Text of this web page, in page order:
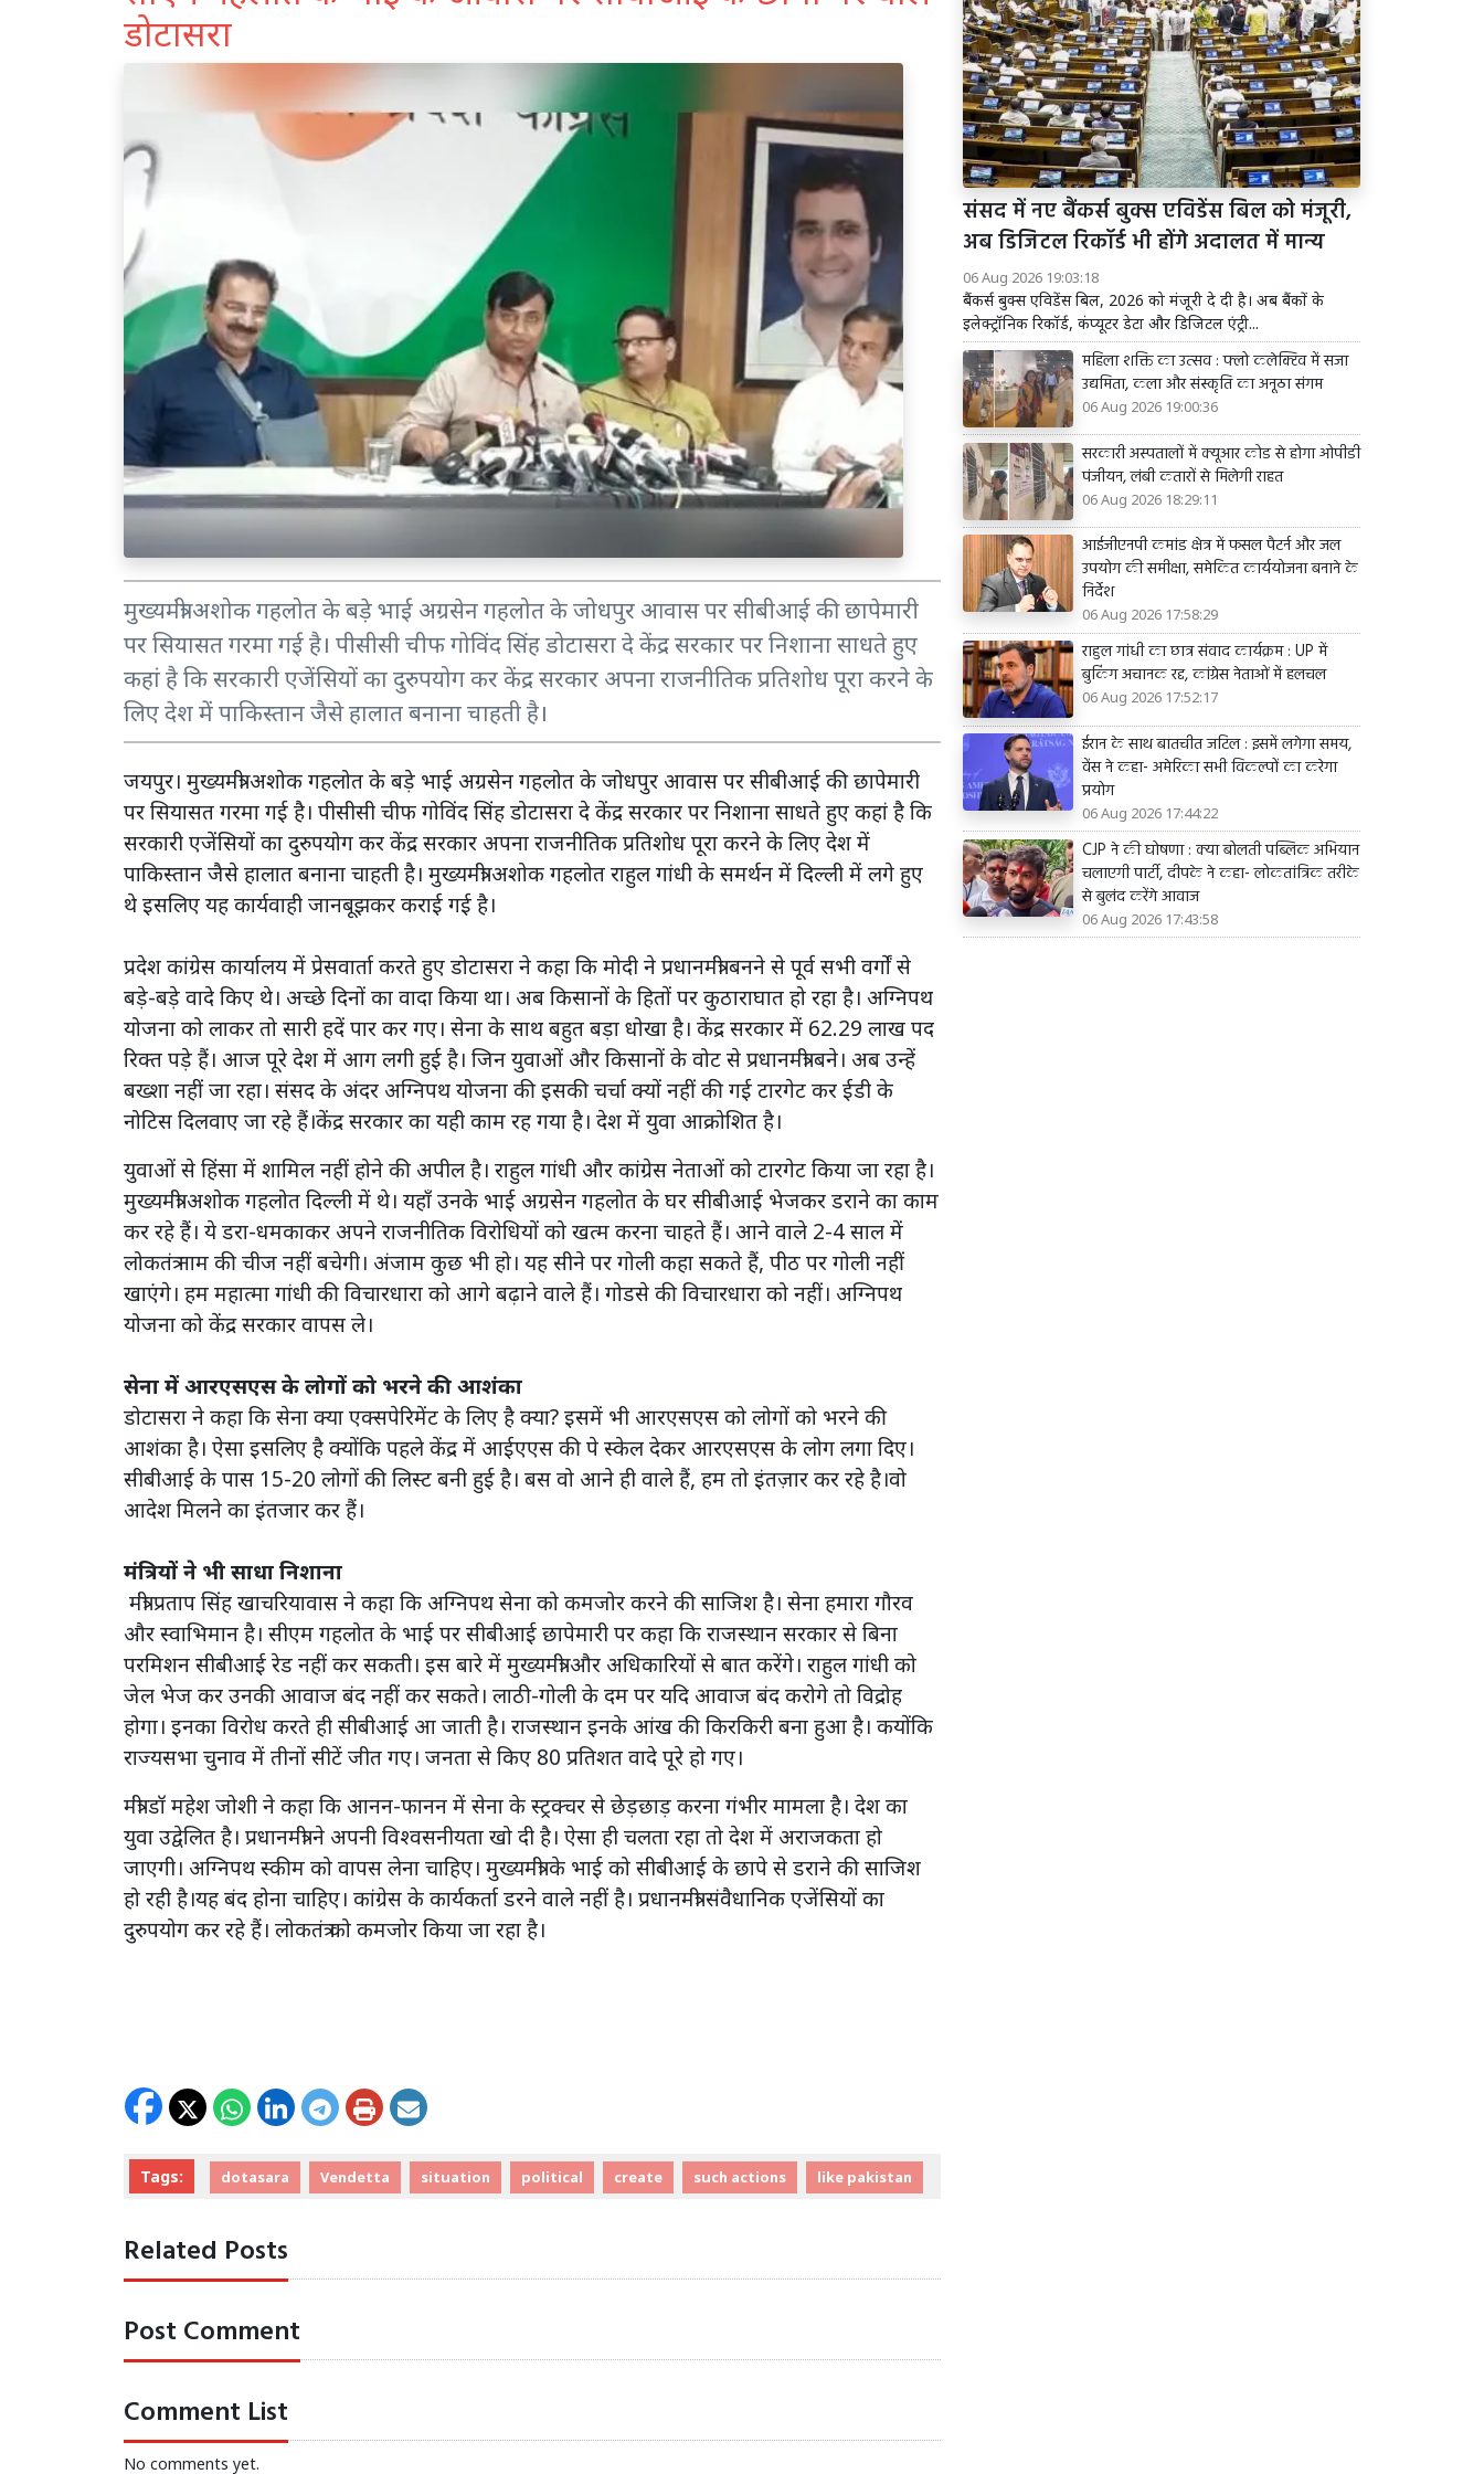
डोटासरा
मुख्यमंत्री अशोक गहलोत के बड़े भाई अग्रसेन गहलोत के जोधपुर आवास पर सीबीआई की छापेमारी
पर सियासत गरमा गई है। पीसीसी चीफ गोविंद सिंह डोटासरा दे केंद्र सरकार पर निशाना साधते हुए
कहां है कि सरकारी एजेंसियों का दुरुपयोग कर केंद्र सरकार अपना राजनीतिक प्रतिशोध पूरा करने के
लिए देश में पाकिस्तान जैसे हालात बनाना चाहती है।
जयपुर। मुख्यमंत्री अशोक गहलोत के बड़े भाई अग्रसेन गहलोत के जोधपुर आवास पर सीबीआई की छापेमारी
पर सियासत गरमा गई है। पीसीसी चीफ गोविंद सिंह डोटासरा दे केंद्र सरकार पर निशाना साधते हुए कहां है कि
सरकारी एजेंसियों का दुरुपयोग कर केंद्र सरकार अपना राजनीतिक प्रतिशोध पूरा करने के लिए देश में
पाकिस्तान जैसे हालात बनाना चाहती है। मुख्यमंत्री अशोक गहलोत राहुल गांधी के समर्थन में दिल्ली में लगे हुए
थे इसलिए यह कार्यवाही जानबूझकर कराई गई है।
प्रदेश कांग्रेस कार्यालय में प्रेसवार्ता करते हुए डोटासरा ने कहा कि मोदी ने प्रधानमंत्री बनने से पूर्व सभी वर्गों से
बड़े-बड़े वादे किए थे। अच्छे दिनों का वादा किया था। अब किसानों के हितों पर कुठाराघात हो रहा है। अग्निपथ
योजना को लाकर तो सारी हदें पार कर गए। सेना के साथ बहुत बड़ा धोखा है। केंद्र सरकार में 62.29 लाख पद
रिक्त पड़े हैं। आज पूरे देश में आग लगी हुई है। जिन युवाओं और किसानों के वोट से प्रधानमंत्री बने। अब उन्हें
बख्शा नहीं जा रहा। संसद के अंदर अग्निपथ योजना की इसकी चर्चा क्यों नहीं की गई टारगेट कर ईडी के
नोटिस दिलवाए जा रहे हैं।केंद्र सरकार का यही काम रह गया है। देश में युवा आक्रोशित है।
युवाओं से हिंसा में शामिल नहीं होने की अपील है। राहुल गांधी और कांग्रेस नेताओं को टारगेट किया जा रहा है।
मुख्यमंत्री अशोक गहलोत दिल्ली में थे। यहाँ उनके भाई अग्रसेन गहलोत के घर सीबीआई भेजकर डराने का काम
कर रहे हैं। ये डरा-धमकाकर अपने राजनीतिक विरोधियों को खत्म करना चाहते हैं। आने वाले 2-4 साल में
लोकतंत्र नाम की चीज नहीं बचेगी। अंजाम कुछ भी हो। यह सीने पर गोली कहा सकते हैं, पीठ पर गोली नहीं
खाएंगे। हम महात्मा गांधी की विचारधारा को आगे बढ़ाने वाले हैं। गोडसे की विचारधारा को नहीं। अग्निपथ
योजना को केंद्र सरकार वापस ले।
सेना में आरएसएस के लोगों को भरने की आशंका
डोटासरा ने कहा कि सेना क्या एक्सपेरिमेंट के लिए है क्या? इसमें भी आरएसएस को लोगों को भरने की
आशंका है। ऐसा इसलिए है क्योंकि पहले केंद्र में आईएएस की पे स्केल देकर आरएसएस के लोग लगा दिए।
सीबीआई के पास 15-20 लोगों की लिस्ट बनी हुई है। बस वो आने ही वाले हैं, हम तो इंतज़ार कर रहे है।वो
आदेश मिलने का इंतजार कर हैं।
मंत्रियों ने भी साधा निशाना
मंत्री प्रताप सिंह खाचरियावास ने कहा कि अग्निपथ सेना को कमजोर करने की साजिश है। सेना हमारा गौरव
और स्वाभिमान है। सीएम गहलोत के भाई पर सीबीआई छापेमारी पर कहा कि राजस्थान सरकार से बिना
परमिशन सीबीआई रेड नहीं कर सकती। इस बारे में मुख्यमंत्री और अधिकारियों से बात करेंगे। राहुल गांधी को
जेल भेज कर उनकी आवाज बंद नहीं कर सकते। लाठी-गोली के दम पर यदि आवाज बंद करोगे तो विद्रोह
होगा। इनका विरोध करते ही सीबीआई आ जाती है। राजस्थान इनके आंख की किरकिरी बना हुआ है। कयोंकि
राज्यसभा चुनाव में तीनों सीटें जीत गए। जनता से किए 80 प्रतिशत वादे पूरे हो गए।
मंत्री डॉ महेश जोशी ने कहा कि आनन-फानन में सेना के स्ट्रक्चर से छेड़छाड़ करना गंभीर मामला है। देश का
युवा उद्वेलित है। प्रधानमंत्री ने अपनी विश्वसनीयता खो दी है। ऐसा ही चलता रहा तो देश में अराजकता हो
जाएगी। अग्निपथ स्कीम को वापस लेना चाहिए। मुख्यमंत्री के भाई को सीबीआई के छापे से डराने की साजिश
हो रही है।यह बंद होना चाहिए। कांग्रेस के कार्यकर्ता डरने वाले नहीं है। प्रधानमंत्री संवैधानिक एजेंसियों का
दुरुपयोग कर रहे हैं। लोकतंत्र को कमजोर किया जा रहा है।
Tags: dotasara Vendetta situation political create such actions like pakistan
Related Posts
Post Comment
Comment List
No comments yet.
संसद में नए बैंकर्स बुक्स एविडेंस बिल को मंजूरी,
अब डिजिटल रिकॉर्ड भी होंगे अदालत में मान्य
06 Aug 2026 19:03:18
बैंकर्स बुक्स एविडेंस बिल, 2026 को मंजूरी दे दी है। अब बैंकों के
इलेक्ट्रॉनिक रिकॉर्ड, कंप्यूटर डेटा और डिजिटल एंट्री...
महिला शक्ति का उत्सव : फ्लो कलेक्टिव में सजा
उद्यमिता, कला और संस्कृति का अनूठा संगम
06 Aug 2026 19:00:36
सरकारी अस्पतालों में क्यूआर कोड से होगा ओपीडी
पंजीयन, लंबी कतारों से मिलेगी राहत
06 Aug 2026 18:29:11
आईजीएनपी कमांड क्षेत्र में फसल पैटर्न और जल
उपयोग की समीक्षा, समेकित कार्ययोजना बनाने के
निर्देश
06 Aug 2026 17:58:29
राहुल गांधी का छात्र संवाद कार्यक्रम : UP में
बुकिंग अचानक रद्द, कांग्रेस नेताओं में हलचल
06 Aug 2026 17:52:17
ईरान के साथ बातचीत जटिल : इसमें लगेगा समय,
वेंस ने कहा- अमेरिका सभी विकल्पों का करेगा
प्रयोग
06 Aug 2026 17:44:22
CJP ने की घोषणा : क्या बोलती पब्लिक अभियान
चलाएगी पार्टी, दीपके ने कहा- लोकतांत्रिक तरीके
से बुलंद करेंगे आवाज
06 Aug 2026 17:43:58